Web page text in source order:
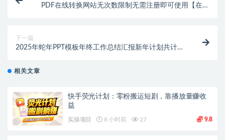
PDF在线转换网站无次数限制无需注册即可使用【在线
下一篇
2025年蛇年PPT模板年终工作总结汇报新年计划共计59
相关文章
快手荧光计划：零粉搬运短剧，靠播放量赚收
益
实操项目 8 小时前 27 9.8